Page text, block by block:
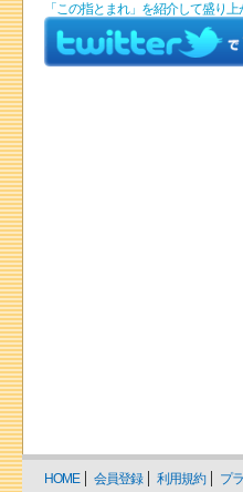
「この指とまれ」を紹介して盛り上
HOME 会員登録 利用規約 プ